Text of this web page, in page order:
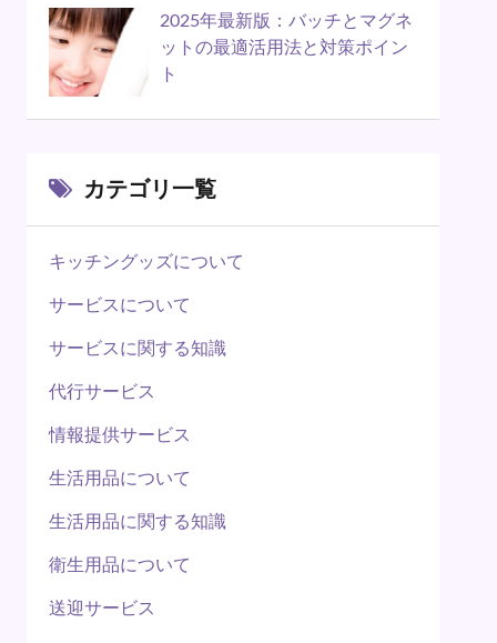
2025年最新版：バッチとマグネ
ットの最適活用法と対策ポイン
ト
カテゴリ一覧
キッチングッズについて
サービスについて
サービスに関する知識
代行サービス
情報提供サービス
生活用品について
生活用品に関する知識
衛生用品について
送迎サービス